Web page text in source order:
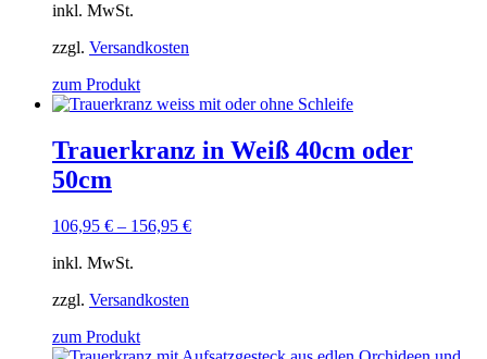
inkl. MwSt.
zzgl. Versandkosten
zum Produkt
Trauerkranz in Weiß 40cm oder
50cm
106,95 € – 156,95 €
inkl. MwSt.
zzgl. Versandkosten
zum Produkt